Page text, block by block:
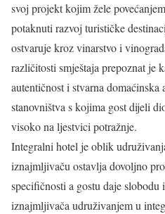
svoj projekt kojim žele
potaknuti razvoj turističke
ostvaruje kroz vinarstvo i
različitosti smještaja prepoznat je
autentičnost i stvarna
stanovništva s kojima gost dijeli
visoko na ljestvici potražnje.
Integralni hotel je oblik
iznajmljivaču ostavlja dovoljno
specifičnosti a gostu daje
iznajmljivača udruživanjem u